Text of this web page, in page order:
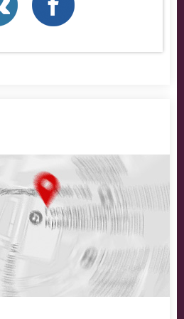
театра. До премьерного
еще очень много времени,